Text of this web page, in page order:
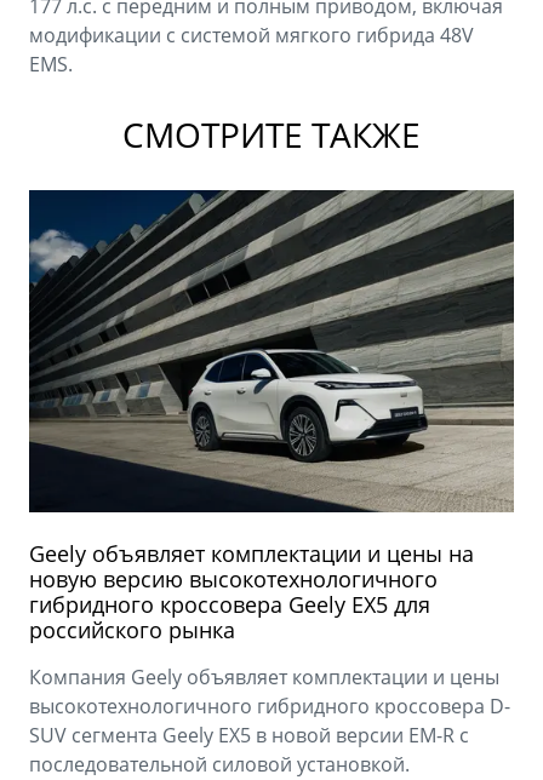
177 л.с. с передним и полным приводом, включая
модификации с системой мягкого гибрида 48V
EMS.
СМОТРИТЕ ТАКЖЕ
Geely объявляет комплектации и цены на
новую версию высокотехнологичного
гибридного кроссовера Geely EX5 для
российского рынка
Компания Geely объявляет комплектации и цены
высокотехнологичного гибридного кроссовера D-
SUV сегмента Geely EX5 в новой версии EM-R с
последовательной силовой установкой.